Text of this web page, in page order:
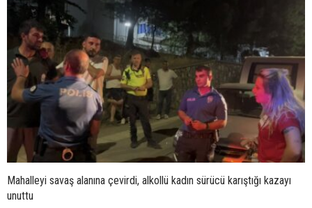
Mahalleyi savaş alanına çevirdi, alkollü kadın sürücü karıştığı kazayı
unuttu